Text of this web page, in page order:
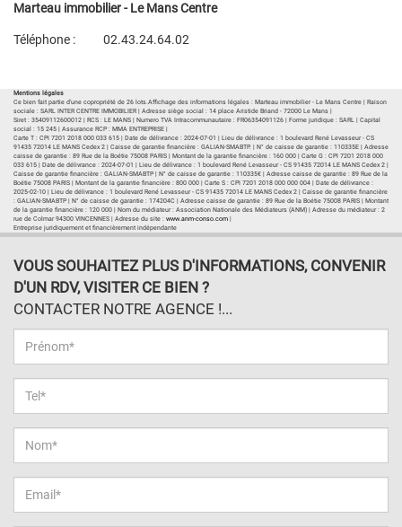
Marteau immobilier - Le Mans Centre
Téléphone :
02.43.24.64.02
Mentions légales
Ce bien fait partie d'une copropriété de 26 lots.Affichage des informations légales : Marteau immobilier - Le Mans Centre | Raison
sociale : SARL INTER CENTRE IMMOBILIER | Adresse siège social : 14 place Aristide Briand - 72000 Le Mans |
Siret : 35409112600012 | RCS : LE MANS | Numero TVA Intracommunautaire : FR06354091126 | Forme juridique : SARL | Capital
social : 15 245 | Assurance RCP : MMA ENTREPRISE |
Carte T : CPI 7201 2018 000 033 615 | Date de délivrance : 2024-07-01 | Lieu de délivrance : 1 boulevard René Levasseur - CS
91435 72014 LE MANS Cedex 2 | Caisse de garantie financière : GALIAN-SMABTP. | N° de caisse de garantie : 110335E | Adresse
caisse de garantie : 89 Rue de la Boétie 75008 PARIS | Montant de la garantie financière : 160 000 | Carte G : CPI 7201 2018 000
033 615 | Date de délivrance : 2024-07-01 | Lieu de délivrance : 1 boulevard René Levasseur - CS 91435 72014 LE MANS Cedex 2 |
Caisse de garantie financière : GALIAN-SMABTP | N° de caisse de garantie : 110335€ | Adresse caisse de garantie : 89 Rue de la
Boétie 75008 PARIS | Montant de la garantie financière : 800 000 | Carte S : CPI 7201 2018 000 000 004 | Date de délivrance :
2025-02-10 | Lieu de délivrance : 1 boulevard René Levasseur - CS 91435 72014 LE MANS Cedex 2 | Caisse de garantie financière
: GALIAN-SMABTP | N° de caisse de garantie : 174204C | Adresse caisse de garantie : 89 Rue de la Boétie 75008 PARIS | Montant
de la garantie financière : 120 000 | Nom du médiateur : Association Nationale des Médiateurs (ANM) | Adresse du médiateur : 2
rue de Colmar 94300 VINCENNES | Adresse du site : www.anm-conso.com
Entreprise juridiquement et financièrement indépendante
VOUS SOUHAITEZ PLUS D'INFORMATIONS, CONVENIR
D'UN RDV, VISITER CE BIEN ?
CONTACTER NOTRE AGENCE !...